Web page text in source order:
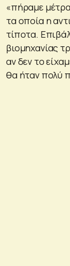
«πήραμε
τα οποία η
τίποτα.
βιομηχανίας
αν δεν το
θα ήταν πολύ